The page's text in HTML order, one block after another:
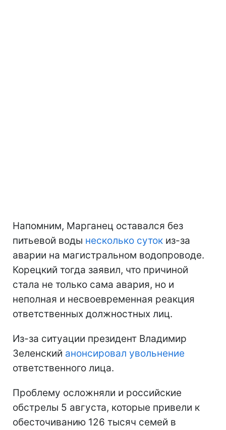
Напомним, Марганец оставался без
питьевой воды несколько суток из-за
аварии на магистральном водопроводе.
Корецкий тогда заявил, что причиной
стала не только сама авария, но и
неполная и несвоевременная реакция
ответственных должностных лиц.
Из-за ситуации президент Владимир
Зеленский анонсировал увольнение
ответственного лица.
Проблему осложняли и российские
обстрелы 5 августа, которые привели к
обесточиванию 126 тысяч семей в